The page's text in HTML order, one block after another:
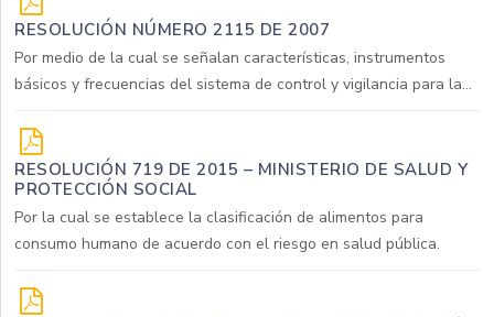
RESOLUCIÓN NÚMERO 2115 DE 2007
Por medio de la cual se señalan características, instrumentos
básicos y frecuencias del sistema de control y vigilancia para la...
RESOLUCIÓN 719 DE 2015 – MINISTERIO DE SALUD Y
PROTECCIÓN SOCIAL
Por la cual se establece la clasificación de alimentos para
consumo humano de acuerdo con el riesgo en salud pública.